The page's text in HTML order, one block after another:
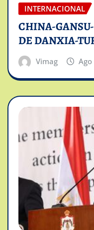
INTERNACIONAL
CHINA-
DE DANXIA-
Vimag